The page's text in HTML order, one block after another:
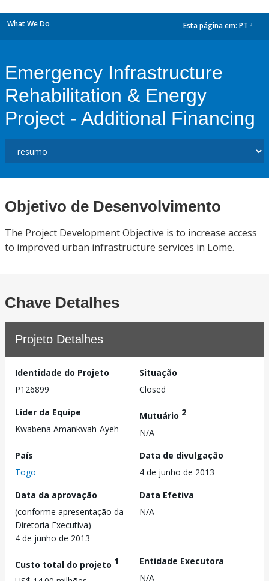
What We Do Esta página em: PT
Emergency Infrastructure
Rehabilitation & Energy
Project - Additional Financing
Objetivo de Desenvolvimento
The Project Development Objective is to increase access
to improved urban infrastructure services in Lome.
Chave Detalhes
Projeto Detalhes
Identidade do Projeto
P126899
Situação
Closed
Líder da Equipe
Kwabena Amankwah-Ayeh
Mutuário 2
N/A
País
Togo
Data de divulgação
4 de junho de 2013
Data da aprovação
(conforme apresentação da
Diretoria Executiva)
4 de junho de 2013
Data Efetiva
N/A
Custo total do projeto 1
Entidade Executora
N/A